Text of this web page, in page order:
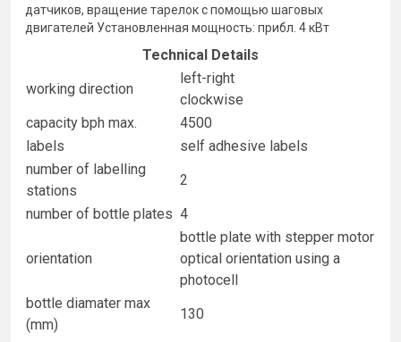
датчиков, вращение тарелок с помощью шаговых
двигателей Установленная мощность: прибл. 4 кВт
Technical Details
working direction
left-right
clockwise
capacity bph max.
4500
labels
self adhesive labels
number of labelling
stations
2
number of bottle plates 4
orientation
bottle plate with stepper motor
optical orientation using a
photocell
bottle diamater max
(mm)
130